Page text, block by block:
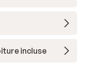
incluse